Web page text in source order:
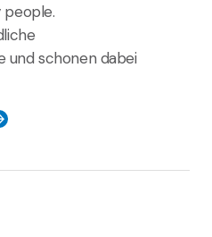
people.
und schonen dabei